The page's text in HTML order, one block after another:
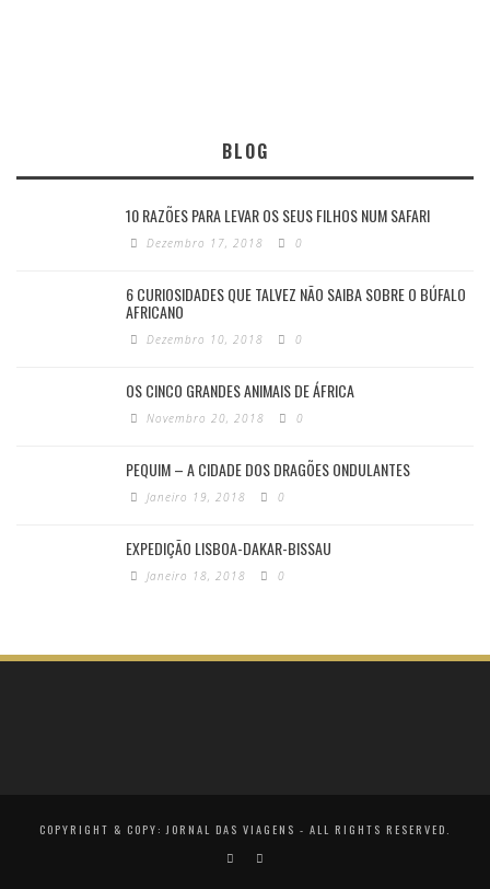
BLOG
10 RAZÕES PARA LEVAR OS SEUS FILHOS NUM SAFARI
Dezembro 17, 2018 0
6 CURIOSIDADES QUE TALVEZ NÃO SAIBA SOBRE O BÚFALO
AFRICANO
Dezembro 10, 2018 0
OS CINCO GRANDES ANIMAIS DE ÁFRICA
Novembro 20, 2018 0
PEQUIM – A CIDADE DOS DRAGÕES ONDULANTES
Janeiro 19, 2018 0
EXPEDIÇÃO LISBOA-DAKAR-BISSAU
Janeiro 18, 2018 0
COPYRIGHT & COPY: JORNAL DAS VIAGENS - ALL RIGHTS RESERVED.